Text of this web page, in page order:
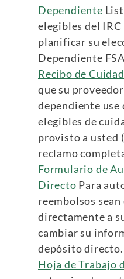
Dependiente
elegibles del
planificar su
Dependiente
Recibo de
que su
dependiente use
elegibles de
provisto a usted
reclamo
Formulario de
Directo Para
reembolsos
directamente a
cambiar su
depósito directo.
Hoja de Trabajo